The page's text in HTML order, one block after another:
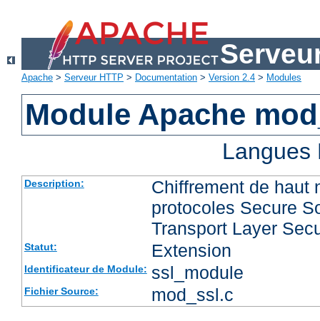
Apache > Serveur HTTP > Documentation > Version 2.4 > Modules
Module Apache
Description:
Chiffrement de haut
protocoles Secure
Transport Layer
Statut: Extension
Identificateur de Module: ssl_module
Fichier Source: mod_ssl.c